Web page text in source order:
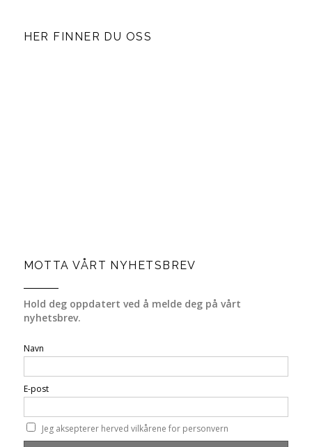
HER FINNER DU OSS
MOTTA VÅRT NYHETSBREV
Hold deg oppdatert ved å melde deg på vårt
nyhetsbrev.
Navn
E-post
Jeg aksepterer herved vilkårene for personvern